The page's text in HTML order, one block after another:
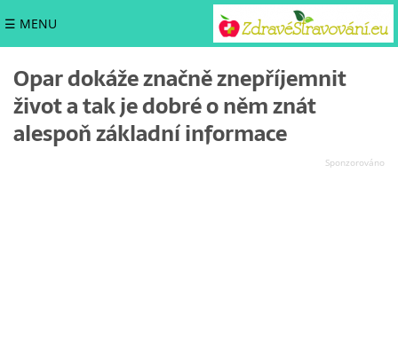
☰ MENU
Opar dokáže značně znepříjemnit
život a tak je dobré o něm znát
alespoň základní informace